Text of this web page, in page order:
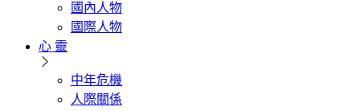
國內人物
國際人物
心 靈
中年危機
人際關係